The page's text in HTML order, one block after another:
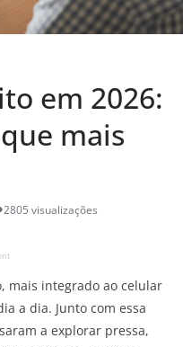
em 2026:
mais
2805 visualizações
mais integrado ao celular
a dia. Junto com essa
a explorar pressa,